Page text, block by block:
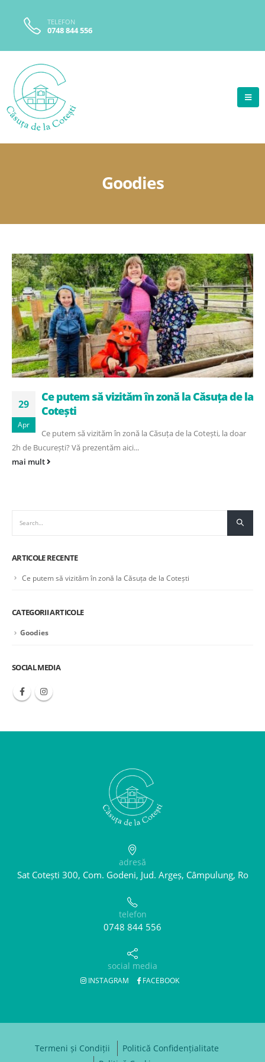
TELEFON
0748 844 556
Goodies
29
Apr
Ce putem să vizităm în zonă la Căsuța de la
Cotești
Ce putem să vizităm în zonă la Căsuța de la Cotești, la doar
2h de București? Vă prezentăm aici...
mai mult
ARTICOLE RECENTE
Ce putem să vizităm în zonă la Căsuța de la Cotești
CATEGORII ARTICOLE
Goodies
SOCIAL MEDIA
adresă
Sat Cotești 300, Com. Godeni, Jud. Argeș, Câmpulung, Ro
telefon
0748 844 556
social media
INSTAGRAM FACEBOOK
Termeni și Condiții
Politică Confidențialitate